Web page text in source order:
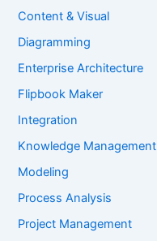
Content & Visual
Diagramming
Enterprise Architecture
Flipbook Maker
Integration
Knowledge Management
Modeling
Process Analysis
Project Management